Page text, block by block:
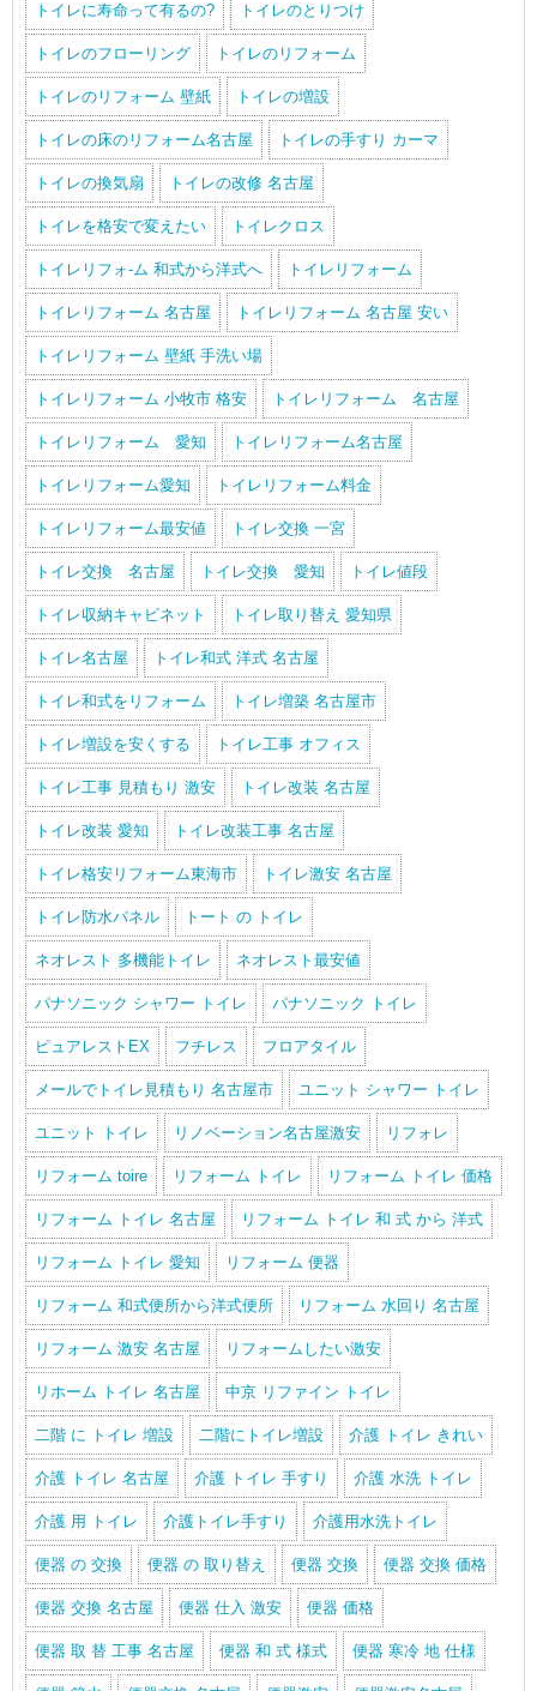
トイレに寿命って有るの? トイレのとりつけ
トイレのフローリング トイレのリフォーム
トイレのリフォーム 壁紙 トイレの増設
トイレの床のリフォーム名古屋 トイレの手すり カーマ
トイレの換気扇 トイレの改修 名古屋
トイレを格安で変えたい トイレクロス
トイレリフォ-ム 和式から洋式へ トイレリフォーム
トイレリフォーム 名古屋 トイレリフォーム 名古屋 安い
トイレリフォーム 壁紙 手洗い場
トイレリフォーム 小牧市 格安 トイレリフォーム 名古屋
トイレリフォーム 愛知 トイレリフォーム名古屋
トイレリフォーム愛知 トイレリフォーム料金
トイレリフォーム最安値 トイレ交換 一宮
トイレ交換 名古屋 トイレ交換 愛知 トイレ値段
トイレ収納キャビネット トイレ取り替え 愛知県
トイレ名古屋 トイレ和式 洋式 名古屋
トイレ和式をリフォーム トイレ増築 名古屋市
トイレ増設を安くする トイレ工事 オフィス
トイレ工事 見積もり 激安 トイレ改装 名古屋
トイレ改装 愛知 トイレ改装工事 名古屋
トイレ格安リフォーム東海市 トイレ激安 名古屋
トイレ防水パネル トート の トイレ
ネオレスト 多機能トイレ ネオレスト最安値
パナソニック シャワー トイレ パナソニック トイレ
ピュアレストEX フチレス フロアタイル
メールでトイレ見積もり 名古屋市 ユニット シャワー トイレ
ユニット トイレ リノベーション名古屋激安 リフォレ
リフォーム toire リフォーム トイレ リフォーム トイレ 価格
リフォーム トイレ 名古屋 リフォーム トイレ 和 式 から 洋式
リフォーム トイレ 愛知 リフォーム 便器
リフォーム 和式便所から洋式便所 リフォーム 水回り 名古屋
リフォーム 激安 名古屋 リフォームしたい激安
リホーム トイレ 名古屋 中京 リファイン トイレ
二階 に トイレ 増設 二階にトイレ増設 介護 トイレ きれい
介護 トイレ 名古屋 介護 トイレ 手すり 介護 水洗 トイレ
介護 用 トイレ 介護トイレ手すり 介護用水洗トイレ
便器 の 交換 便器 の 取り替え 便器 交換 便器 交換 価格
便器 交換 名古屋 便器 仕入 激安 便器 価格
便器 取 替 工事 名古屋 便器 和 式 様式 便器 寒冷 地 仕様